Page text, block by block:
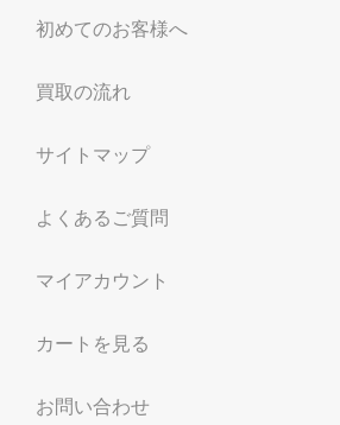
初めてのお客様へ
買取の流れ
サイトマップ
よくあるご質問
マイアカウント
カートを見る
お問い合わせ